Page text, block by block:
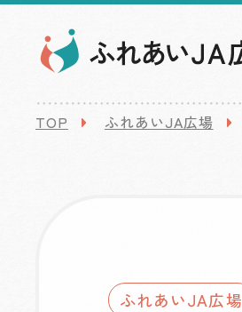
TOP ふれあいJA広場
ふれあいJA広場